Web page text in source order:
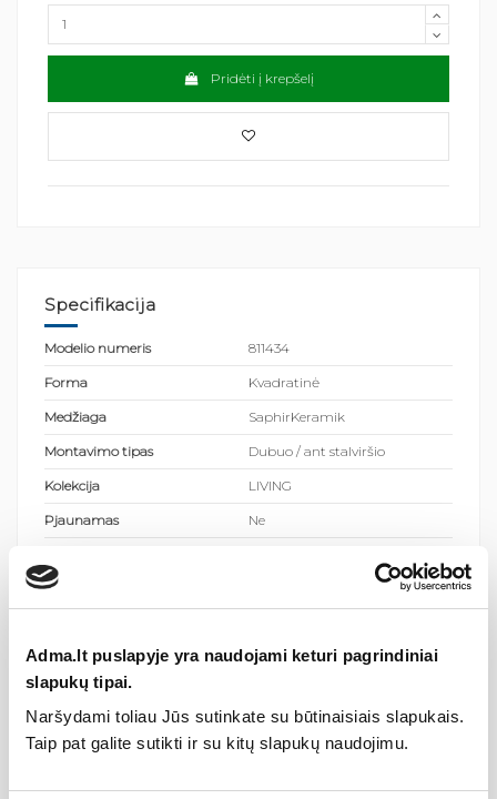
Adma.lt puslapyje yra naudojami keturi pagrindiniai
slapukų tipai.
Naršydami toliau Jūs sutinkate su būtinaisiais slapukais.
Taip pat galite sutikti ir su kitų slapukų naudojimu.
Pridėti į krepšelį
Specifikacija
Modelio numeris 811434
Forma Kvadratinė
Medžiaga SaphirKeramik
Montavimo tipas Dubuo / ant stalviršio
Kolekcija LIVING
Pjaunamas Ne
Plotis (coliai)
Ilgis (coliai) 23.62
Plotis (mm)
Mažas Ne
Aukštis (coliai) 4.33